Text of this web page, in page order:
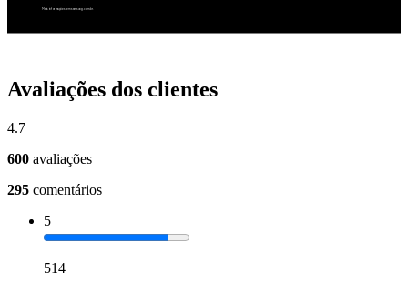
Avaliações dos clientes
4.7
600 avaliações
295 comentários
5
514